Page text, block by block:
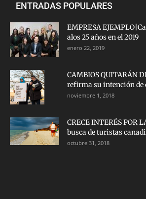
ENTRADAS POPULARES
EMPRESA
alos 25 años en el 2019
enero 22, 2019
CAMBIOS QUITARÁN
refirma su intención de
noviembre 1, 2018
CRECE INTERÉS POR
busca de turistas
octubre 31, 2018